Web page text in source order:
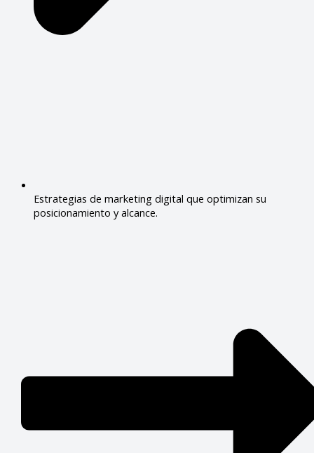
Estrategias de marketing digital que optimizan su
posicionamiento y alcance.